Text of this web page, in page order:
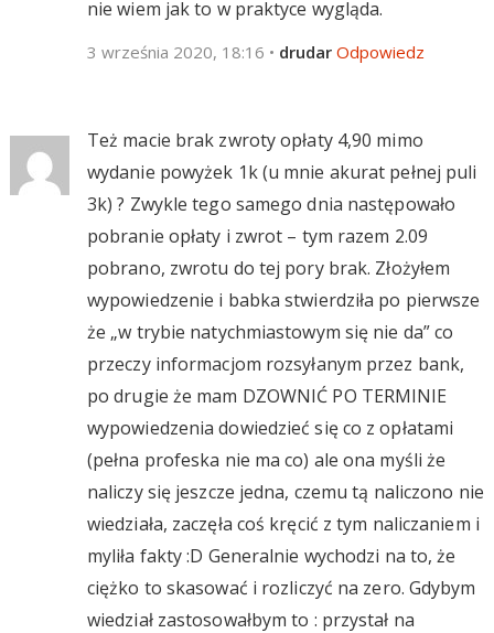
nie wiem jak to w praktyce wygląda.
3 września 2020, 18:16 • drudar Odpowiedz
Też macie brak zwroty opłaty 4,90 mimo
wydanie powyżek 1k (u mnie akurat pełnej puli
3k) ? Zwykle tego samego dnia następowało
pobranie opłaty i zwrot – tym razem 2.09
pobrano, zwrotu do tej pory brak. Złożyłem
wypowiedzenie i babka stwierdziła po pierwsze
że „w trybie natychmiastowym się nie da” co
przeczy informacjom rozsyłanym przez bank,
po drugie że mam DZOWNIĆ PO TERMINIE
wypowiedzenia dowiedzieć się co z opłatami
(pełna profeska nie ma co) ale ona myśli że
naliczy się jeszcze jedna, czemu tą naliczono nie
wiedziała, zaczęła coś kręcić z tym naliczaniem i
myliła fakty :D Generalnie wychodzi na to, że
ciężko to skasować i rozliczyć na zero. Gdybym
wiedział zastosowałbym to : przystał na